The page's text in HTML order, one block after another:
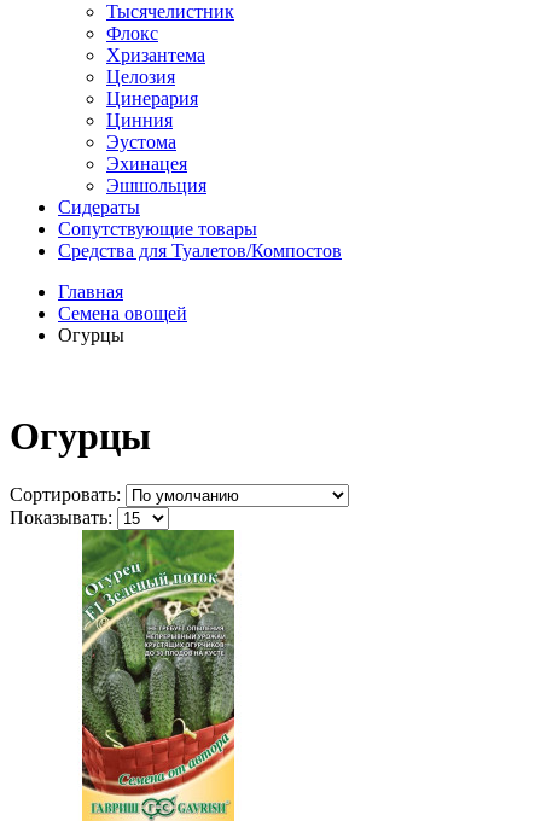
Тысячелистник
Флокс
Хризантема
Целозия
Цинерария
Цинния
Эустома
Эхинацея
Эшшольция
Сидераты
Сопутствующие товары
Средства для Туалетов/Компостов
Главная
Семена овощей
Огурцы
Огурцы
Сортировать:
Показывать: